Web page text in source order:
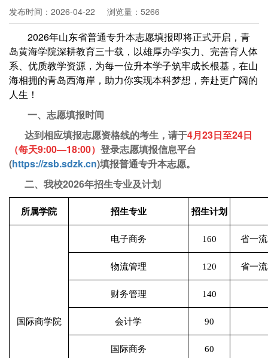
发布时间：2026-04-22 浏览量：5266
2026年山东省普通专升本志愿填报即将正式开启，青
岛黄海学院深耕教育三十载，以雄厚办学实力、完善育人体
系、优质教学资源，为每一位升本学子筑牢成长根基，在山
海相拥的青岛西海岸，助力你实现本科梦想，奔赴更广阔的
人生！
一、志愿填报时间
达到相应填报志愿资格线的考生，请于4月23日至24日
（每天9:00—18:00） 登录志愿填报信息平台
(https://zsb.sdzk.cn)填报普通专升本志愿。
二、我校2026年招生专业及计划
所属学院 招生专业 招生计划
国际商学院
电子商务 160 省一
物流管理 120 省一
财务管理 140
会计学 90
国际商务 60